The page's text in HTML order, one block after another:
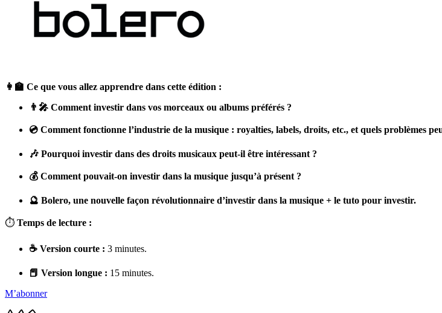
👩‍🏫 Ce que vous allez apprendre dans cette édition :
👨‍🎤 Comment investir dans vos morceaux ou albums préférés ?
💿 Comment fonctionne l’industrie de la musique : royalties, labels, droits, etc., et quels problèmes
🎶 Pourquoi investir dans des droits musicaux peut-il être intéressant ?
💰 Comment pouvait-on investir dans la musique jusqu’à présent ?
🔮 Bolero, une nouvelle façon révolutionnaire d’investir dans la musique + le tuto pour investir.
⏱ Temps de lecture :
☕️ Version courte : 3 minutes.
📕 Version longue : 15 minutes.
M’abonner